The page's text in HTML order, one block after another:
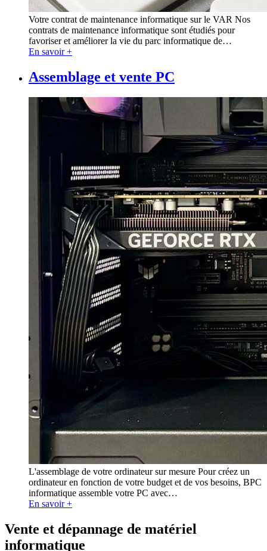
Votre contrat de maintenance informatique sur le VAR Nos
contrats de maintenance informatique sont étudiés pour
favoriser et améliorer la vie du parc informatique de…
En savoir +
Assemblage et vente PC
L'assemblage de votre ordinateur sur mesure Pour créez un
ordinateur en fonction de votre budget et de vos besoins, BPC
informatique assemble votre PC avec…
En savoir +
Vente et dépannage de matériel
informatique